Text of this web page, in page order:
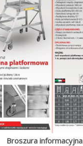
Broszura informacyjna